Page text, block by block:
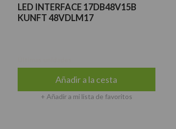
LED INTERFACE 17DB48V15B
KUNFT 48VDLM17
Añadir a la cesta
+ Añadir a mi lista de favoritos